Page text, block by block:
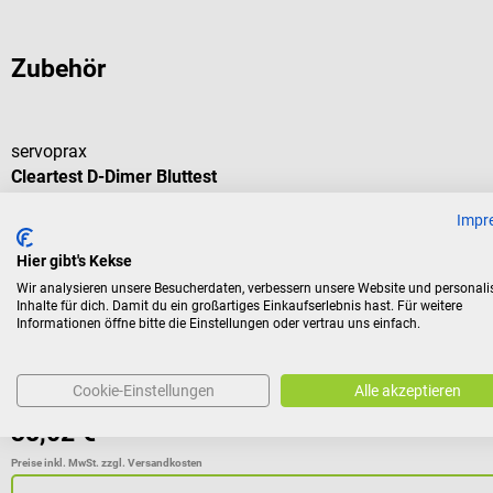
Zubehör
servoprax
Cleartest D-Dimer Bluttest
Schnelltest zur Bestimmung der D-Dimere
Packungsgröße:5 Stück
Varianten ab9,46 €*
38,02 €*
Preise inkl. MwSt. zzgl. Versandkosten
Hier gibt's Kekse
Wir analysieren unsere Besucherdaten, verbessern unsere Website und
Inhalte für dich. Damit du ein großartiges Einkaufserlebnis hast. Für weitere
Informationen öffne bitte die Einstellungen oder vertrau uns einfach.
Cookie-Einstellungen Alle akzeptieren